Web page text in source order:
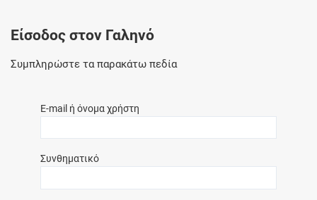
Είσοδος στον Γαληνό
Συμπληρώστε τα παρακάτω πεδία
E-mail ή όνομα χρήστη
Συνθηματικό